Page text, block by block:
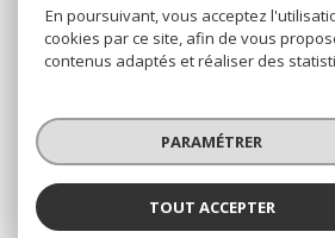
COMMÉREUC
© 2026 | Tous droits
Nos honoraires
Nos partenaires
En poursuivant, vous acceptez
cookies par ce site, afin de vous
contenus adaptés et réaliser des
PARAMÉTRER
TOUT ACCEPTER